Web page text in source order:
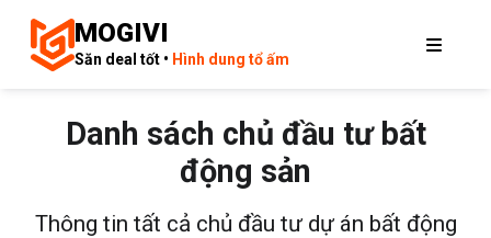
MOGIVI
Săn deal tốt • Hình dung tổ ấm
Danh sách chủ đầu tư bất
động sản
Thông tin tất cả chủ đầu tư dự án bất động